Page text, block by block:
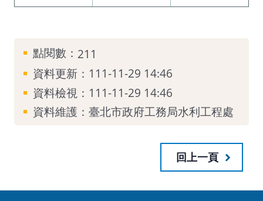
點閱數： 211
資料更新：111-11-29 14:46
資料檢視：111-11-29 14:46
資料維護：臺北市政府工務局水利工程處
回上一頁